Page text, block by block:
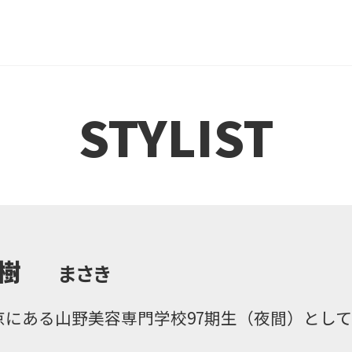
STYLIST
まさき
にある山野美容専門学校97期生（夜間）とし